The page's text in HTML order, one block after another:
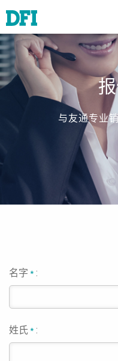
与友通专业
名字* :
姓氏* :